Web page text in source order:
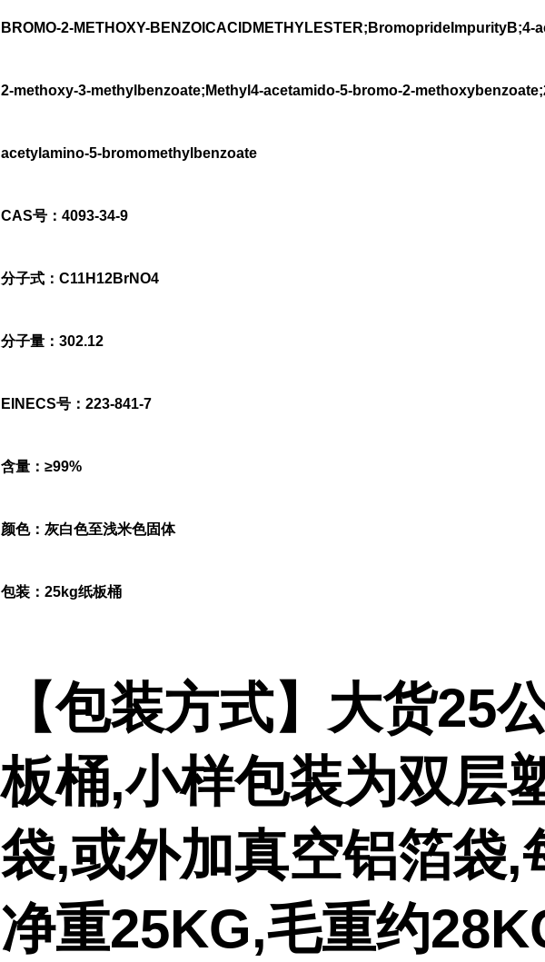
BROMO-2-METHOXY-BENZOICACIDMETHYLESTER;BromoprideImpurityB;4-
2-methoxy-3-methylbenzoate;Methyl4-acetamido-5-bromo-2-
acetylamino-5-bromomethylbenzoate
CAS号：4093-34-9
分子式：C11H12BrNO4
分子量：302.12
EINECS号：223-841-7
含量：≥99%
颜色：灰白色至浅米色固体
包装：25kg纸板桶
【包装方式】大货25
板桶,小样包装为双层
袋,或外加真空铝箔袋,
净重25KG,毛重约